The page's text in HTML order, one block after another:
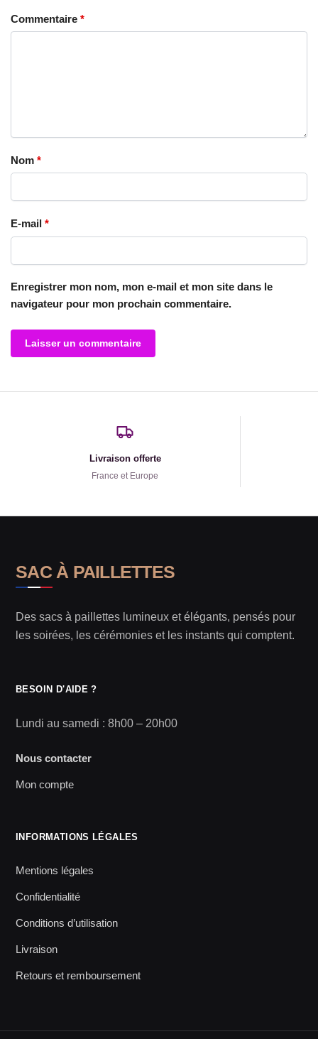
Commentaire *
Nom *
E-mail *
Enregistrer mon nom, mon e-mail et mon site dans le
navigateur pour mon prochain commentaire.
Livraison offerte
France et Europe
SAC À PAILLETTES
Des sacs à paillettes lumineux et élégants, pensés pour
les soirées, les cérémonies et les instants qui comptent.
BESOIN D'AIDE ?
Lundi au samedi : 8h00 – 20h00
Nous contacter
Mon compte
INFORMATIONS LÉGALES
Mentions légales
Confidentialité
Conditions d’utilisation
Livraison
Retours et remboursement